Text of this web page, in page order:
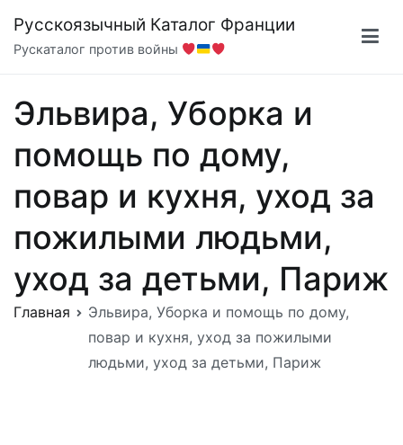
содержимому
Русскоязычный Каталог Франции
Рускаталог против войны
Эльвира, Уборка и
помощь по дому,
повар и кухня, уход за
пожилыми людьми,
уход за детьми, Париж
Главная
Эльвира, Уборка и помощь по дому,
повар и кухня, уход за пожилыми
людьми, уход за детьми, Париж